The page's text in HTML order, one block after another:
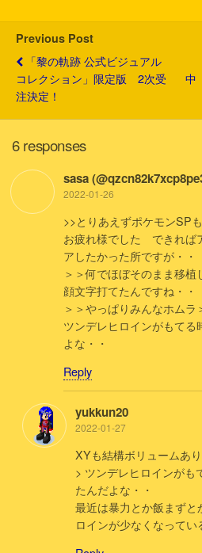
Previous Post
「黎の軌跡 公式ビジュアル
コレクション」限定版 2次受
注決定！
中
6 responses
sasa
2022-01-26
>>とりあえずポケモンSP
お疲れ様でした できれば
アしたかった所ですが・・
＞＞何でほぼそのまま移
顔文字打てたんですね・・
＞＞やっぱりみんなホム
ツンデレヒロインがもて
よな・・
Reply
yukkun20
2022-01-27
XYも結構ボリュームあ
> ツンデレヒロインがも
たんだよな・・
最近は暴力とか飯まずと
ロインが少なくなってい